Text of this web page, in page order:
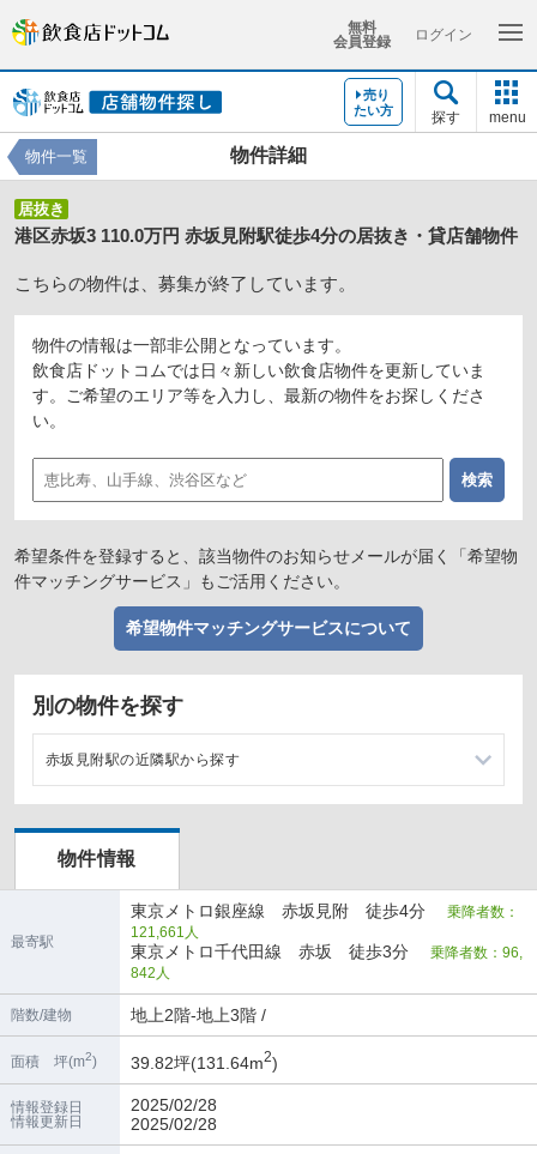
無料
会員登録
ログイン
売り
たい方
探す menu
物件詳細
物件一覧
居抜き
港区赤坂3 110.0万円 赤坂見附駅徒歩4分の居抜き・貸店舗物件
こちらの物件は、募集が終了しています。
物件の情報は一部非公開となっています。
飲食店ドットコムでは日々新しい飲食店物件を更新していま
す。ご希望のエリア等を入力し、最新の物件をお探しくださ
い。
希望条件を登録すると、該当物件のお知らせメールが届く「希望物
件マッチングサービス」もご活用ください。
希望物件マッチングサービスについて
別の物件を探す
赤坂見附駅の近隣駅から探す
溜池山王駅の店舗物件・貸店舗・テナント一覧
四ツ谷駅の店舗物件・貸店舗・テナント一覧
国会議事堂前駅の店舗物件・貸店舗・テナント一覧
物件情報
最寄駅
東京メトロ銀座線 赤坂見附 徒歩4分 乗降者数：
121,661人
東京メトロ千代田線 赤坂 徒歩3分 乗降者数：96,
842人
階数/建物 地上2階-地上3階 /
面積 坪(m2) 39.82坪(131.64m2)
情報登録日
情報更新日
2025/02/28
2025/02/28